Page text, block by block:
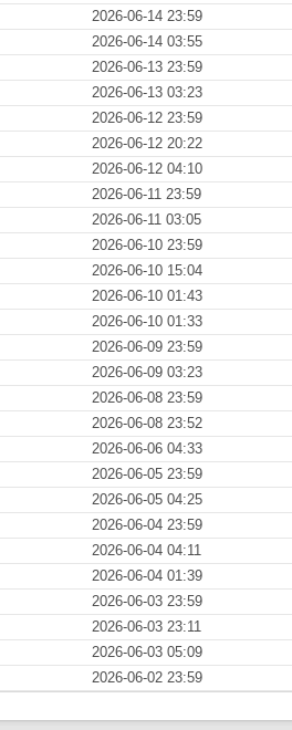
2026-06-14 23:59
2026-06-14 03:55
2026-06-13 23:59
2026-06-13 03:23
2026-06-12 23:59
2026-06-12 20:22
2026-06-12 04:10
2026-06-11 23:59
2026-06-11 03:05
2026-06-10 23:59
2026-06-10 15:04
2026-06-10 01:43
2026-06-10 01:33
2026-06-09 23:59
2026-06-09 03:23
2026-06-08 23:59
2026-06-08 23:52
2026-06-06 04:33
2026-06-05 23:59
2026-06-05 04:25
2026-06-04 23:59
2026-06-04 04:11
2026-06-04 01:39
2026-06-03 23:59
2026-06-03 23:11
2026-06-03 05:09
2026-06-02 23:59